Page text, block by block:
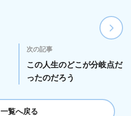
次の記事
この人生のどこが分岐点だ
ったのだろう
一覧へ戻る